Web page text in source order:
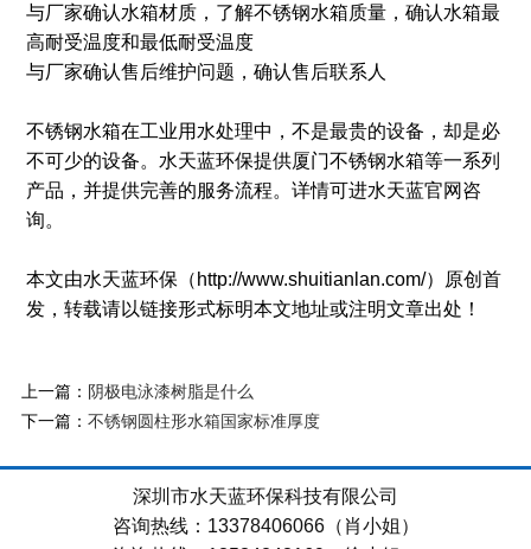
与厂家确认水箱材质，了解不锈钢水箱质量，确认水箱最
高耐受温度和最低耐受温度
与厂家确认售后维护问题，确认售后联系人
不锈钢水箱在工业用水处理中，不是最贵的设备，却是必
不可少的设备。水天蓝环保提供厦门不锈钢水箱等一系列
产品，并提供完善的服务流程。详情可进水天蓝官网咨
询。
本文由水天蓝环保（http://www.shuitianlan.com/）原创首
发，转载请以链接形式标明本文地址或注明文章出处！
上一篇： 阴极电泳漆树脂是什么
下一篇： 不锈钢圆柱形水箱国家标准厚度
深圳市水天蓝环保科技有限公司
咨询热线：13378406066（肖小姐）